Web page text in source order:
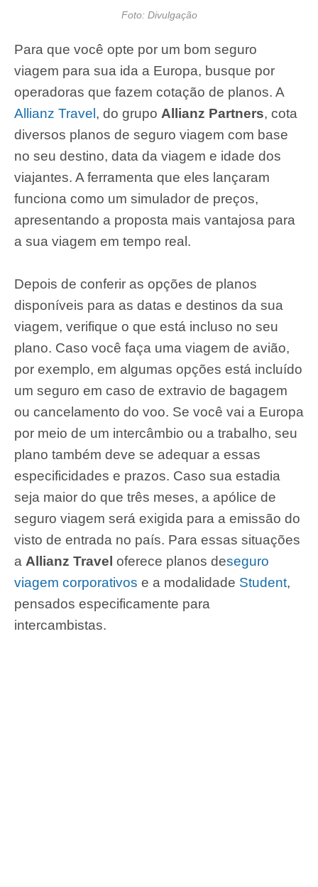
Foto: Divulgação
Para que você opte por um bom seguro
viagem para sua ida a Europa, busque por
operadoras que fazem cotação de planos. A
Allianz Travel, do grupo Allianz Partners, cota
diversos planos de seguro viagem com base
no seu destino, data da viagem e idade dos
viajantes. A ferramenta que eles lançaram
funciona como um simulador de preços,
apresentando a proposta mais vantajosa para
a sua viagem em tempo real.
Depois de conferir as opções de planos
disponíveis para as datas e destinos da sua
viagem, verifique o que está incluso no seu
plano. Caso você faça uma viagem de avião,
por exemplo, em algumas opções está incluído
um seguro em caso de extravio de bagagem
ou cancelamento do voo. Se você vai a Europa
por meio de um intercâmbio ou a trabalho, seu
plano também deve se adequar a essas
especificidades e prazos. Caso sua estadia
seja maior do que três meses, a apólice de
seguro viagem será exigida para a emissão do
visto de entrada no país. Para essas situações
a Allianz Travel oferece planos deseguro
viagem corporativos e a modalidade Student,
pensados especificamente para
intercambistas.